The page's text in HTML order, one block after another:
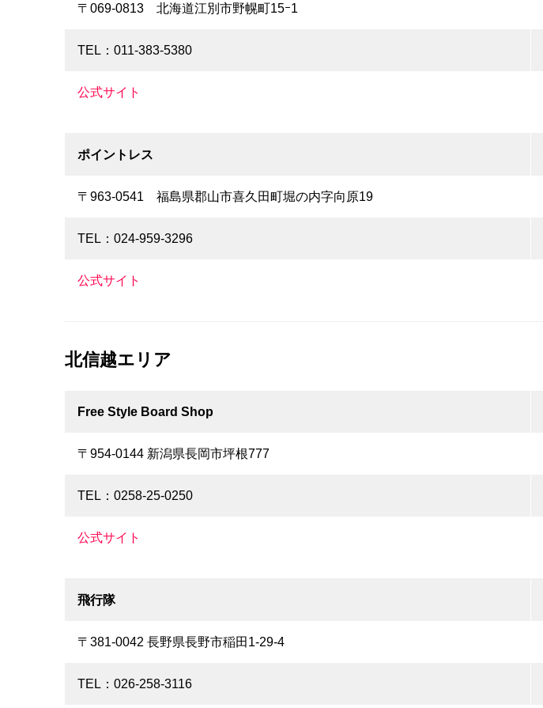
〒069-0813 北海道江別市野幌町15ｰ1
TEL：011-383-5380
公式サイト
ポイントレス
〒963-0541 福島県郡山市喜久田町堀の内字向原19
TEL：024-959-3296
公式サイト
北信越エリア
Free Style Board Shop
〒954-0144 新潟県長岡市坪根777
TEL：0258-25-0250
公式サイト
飛行隊
〒381-0042 長野県長野市稲田1-29-4
TEL：026-258-3116